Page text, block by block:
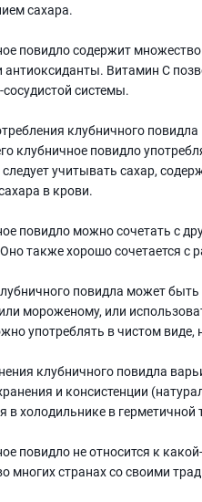
сахара.
повидло содержит
антиоксиданты. Витамин C
системы.
клубничного повидла
клубничное повидло
учитывать сахар,
в крови.
повидло можно сочетать с
Оно также хорошо сочетается
повидла может
мороженому, или
употреблять в чистом виде,
клубничного повидла
и консистенции
в холодильнике в герметичной
повидло не относится к
многих странах со своими